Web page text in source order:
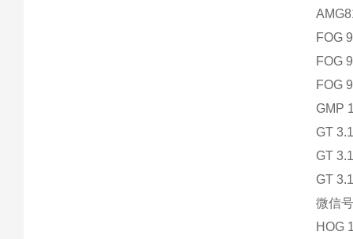
FOG
FOG
FOG
GMP
GT
GT
GT
微信
HOG